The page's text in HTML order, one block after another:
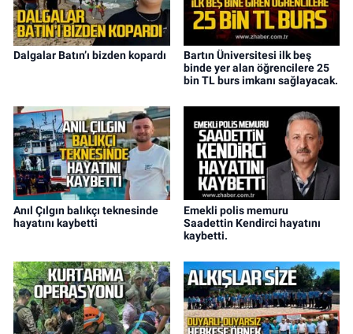
Dalgalar Batın’ı bizden kopardı
Bartın Üniversitesi ilk beş
binde yer alan öğrencilere 25
bin TL burs imkanı sağlayacak.
Anıl Çılgın balıkçı teknesinde
hayatını kaybetti
Emekli polis memuru
Saadettin Kendirci hayatını
kaybetti.